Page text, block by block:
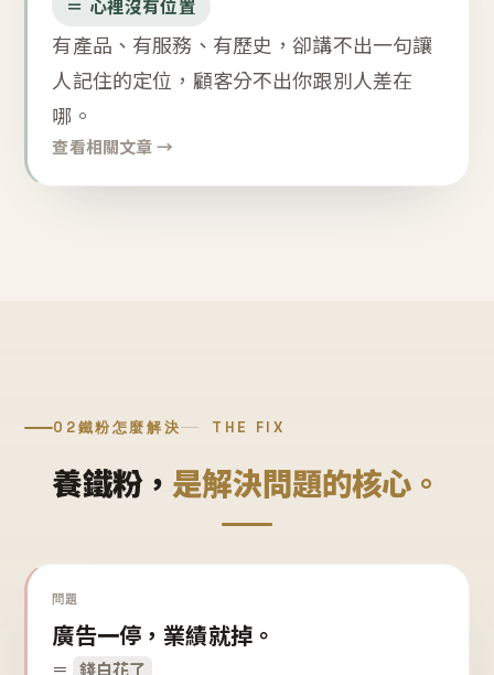
＝ 心裡沒有位置
有產品、有服務、有歷史，卻講不出一句讓
人記住的定位，顧客分不出你跟別人差在
哪。
查看相關文章 →
02鐵粉怎麼解決 THE FIX
養鐵粉， 是解決問題的核心。
問題
廣告一停，業績就掉。
＝ 錢白花了